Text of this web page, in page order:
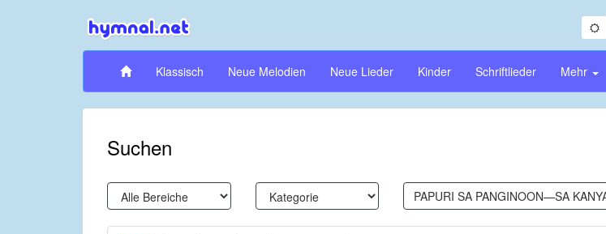
Klassisch Neue Melodien Neue Lieder Kinder Schriftlieder Mehr
Suchen